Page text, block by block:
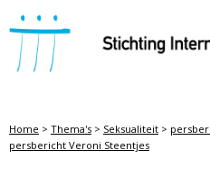
STICHTING INTERMOBIEL
Home > Thema's > Seksualiteit >
persbericht Veroni Steentjes